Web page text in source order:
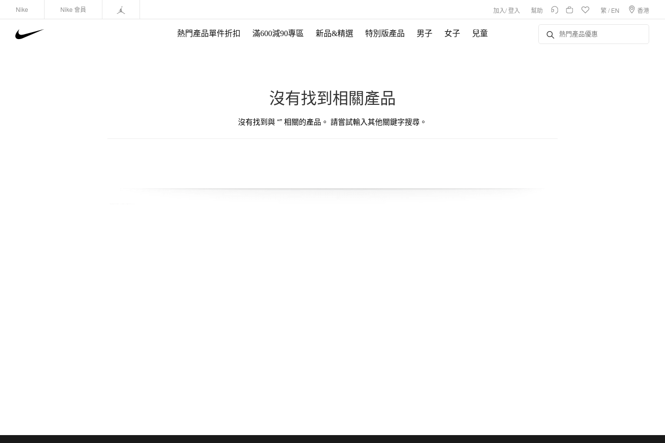
Nike Nike 會員 加入/登入 幫助 繁/ EN 香港
熱門產品單件折扣 滿600減90專區 新品&精選 特別版產品 男子 女子 兒童
沒有找到相關產品
沒有找到與 “” 相關的產品。 請嘗試輸入其他關鍵字搜尋。